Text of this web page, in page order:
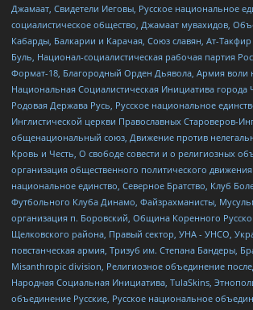
Джамаат, Свидетели Иеговы, Русское национальное
социалистическое общество, Джамаат мувахидов,
Кабарды, Балкарии и Карачая, Союз славян, Ат-
Буль, Национал-социалистическая рабочая партия
Формат-18, Благородный Орден Дьявола, Армия воли
Национальная Социалистическая Инициатива города
Родовая Держава Русь, Русское национальное
Инглистической церкви Православных Староверов-
общенациональный союз, Движение против
Кровь и Честь, О свободе совести и о религиозных
организация общественного политического движения
национальное единство, Северное Братство, Клуб
Футбольного Клуба Динамо, Файзрахманисты,
организация п. Боровский, Община Коренного
Щелковского района, Правый сектор, УНА - УНСО,
повстанческая армия, Тризуб им. Степана Бандеры,
Misanthropic division, Религиозное объединение
Народная Социальная Инициатива, TulaSkins,
объединение Русские, Русское национальное